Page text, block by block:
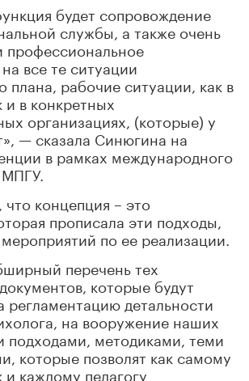
будет сопровождение
службы, а также очень
профессиональное
все те ситуации
плана, рабочие ситуации, как в
и в конкретных
организациях, (которые) у
— сказала Синюгина на
в рамках международного
концепция – это
прописала эти подходы,
по ее реализации.
перечень тех
которые будут
регламентацию детальности
на вооружение наших
подходами, методиками, теми
которые позволят как самому
и каждому педагогу